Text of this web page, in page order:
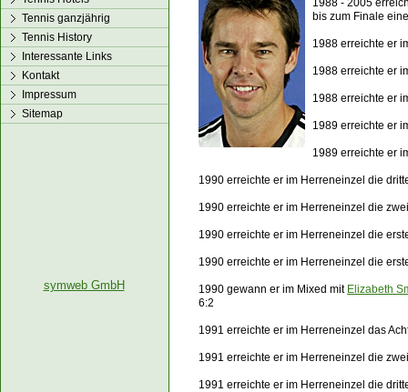
1988 - 2005
bis zum Finale
1988 erreichte er
1988 erreichte er
1988 erreichte er
1989 erreichte er
1989 erreichte er
1990 erreichte er im Herreneinzel die
1990 erreichte er im Herreneinzel die
1990 erreichte er im Herreneinzel die
1990 erreichte er im Herreneinzel die
1990 gewann er im Mixed mit Elizabeth
6:2
1991 erreichte er im Herreneinzel das
1991 erreichte er im Herreneinzel die
1991 erreichte er im Herreneinzel die
Tennis ganzjährig
Tennis History
Interessante Links
Kontakt
Impressum
Sitemap
symweb GmbH